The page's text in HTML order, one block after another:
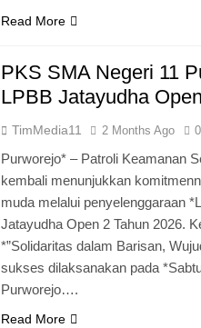
Read More
PKS SMA Negeri 11
LPBB Jatayudha
TimMedia11 2 Months Ago 0
Purworejo* – Patroli Keamanan
kembali menunjukkan
muda melalui penyelenggaraan
Jatayudha Open 2 Tahun 2026.
*”Solidaritas dalam Barisan,
sukses dilaksanakan pada
Purworejo….
Read More